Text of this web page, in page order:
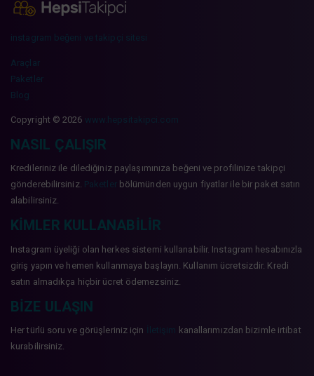
instagram beğeni ve takipçi sitesi
Araçlar
Paketler
Blog
Copyright © 2026 www.hepsitakipci.com
NASIL ÇALIŞIR
Kredileriniz ile dilediğiniz paylaşımınıza beğeni ve profilinize takipçi
gönderebilirsiniz. Paketler bölümünden uygun fiyatlar ile bir paket satın
alabilirsiniz.
KIMLER KULLANABILIR
Instagram üyeliği olan herkes sistemi kullanabilir. Instagram hesabınızla
giriş yapın ve hemen kullanmaya başlayın. Kullanım ücretsizdir. Kredi
satın almadıkça hiçbir ücret ödemezsiniz.
BIZE ULAŞIN
Her türlü soru ve görüşleriniz için
kanallarımızdan bizimle irtibat
kurabilirsiniz.